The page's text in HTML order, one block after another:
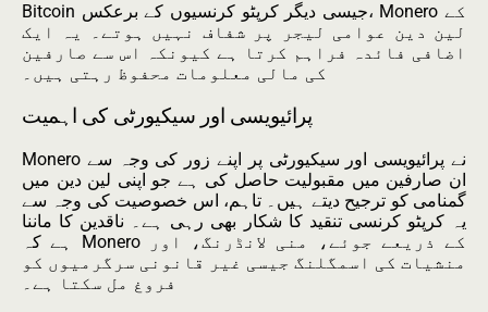
Bitcoin جیسی دیگر کرپٹو کرنسیوں کے برعکس، Monero کے
لین دین عوامی لیجر پر شفاف نہیں ہوتے۔ یہ ایک
اضافی فائدہ فراہم کرتا ہے کیونکہ اس سے صارفین
کی مالی معلومات محفوظ رہتی ہیں۔
پرائیویسی اور سیکیورٹی کی اہمیت
Monero نے پرائیویسی اور سیکیورٹی پر اپنے زور کی وجہ سے
ان صارفین میں مقبولیت حاصل کی ہے جو اپنی لین دین میں
گمنامی کو ترجیح دیتے ہیں۔ تاہم، اس خصوصیت کی وجہ سے
یہ کرپٹو کرنسی تنقید کا شکار بھی رہی ہے۔ ناقدین کا ماننا
ہے کہ Monero کے ذریعے جوئے، منی لانڈرنگ، اور
منشیات کی اسمگلنگ جیسی غیر قانونی سرگرمیوں کو
فروغ مل سکتا ہے۔